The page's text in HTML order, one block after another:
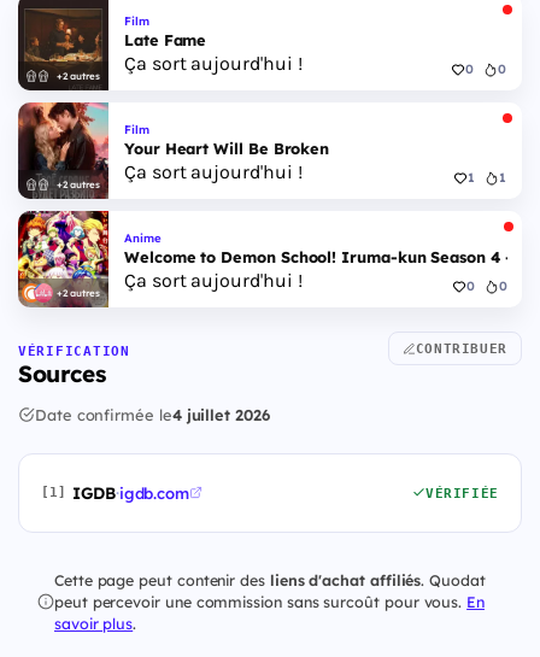
+2 autres
Film
Late Fame
Ça sort aujourd'hui ! 0 0
+2 autres
Film
Your Heart Will Be Broken
Ça sort aujourd'hui ! 1 1
+2 autres
Anime
Welcome to Demon School! Iruma-kun Season 4 -
Ça sort aujourd'hui ! 0 0
VÉRIFICATION
Sources
CONTRIBUER
Date confirmée le4 juillet 2026
[1] IGDB·igdb.com VÉRIFIÉE
Cette page peut contenir des liens d'achat affiliés. Quodat
peut percevoir une commission sans surcoût pour vous. En
savoir plus.